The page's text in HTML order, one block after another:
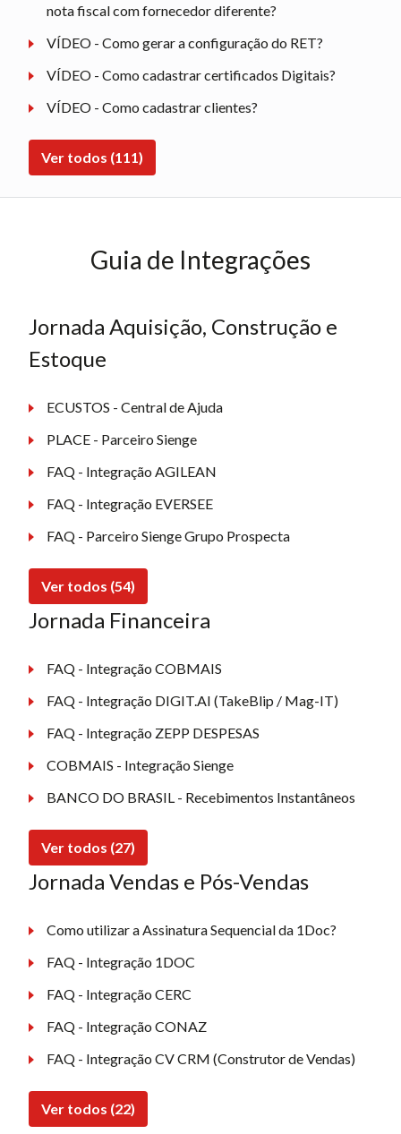
nota fiscal com fornecedor diferente?
VÍDEO - Como gerar a configuração do RET?
VÍDEO - Como cadastrar certificados Digitais?
VÍDEO - Como cadastrar clientes?
Ver todos (111)
Guia de Integrações
Jornada Aquisição, Construção e
Estoque
ECUSTOS - Central de Ajuda
PLACE - Parceiro Sienge
FAQ - Integração AGILEAN
FAQ - Integração EVERSEE
FAQ - Parceiro Sienge Grupo Prospecta
Ver todos (54)
Jornada Financeira
FAQ - Integração COBMAIS
FAQ - Integração DIGIT.AI (TakeBlip / Mag-IT)
FAQ - Integração ZEPP DESPESAS
COBMAIS - Integração Sienge
BANCO DO BRASIL - Recebimentos Instantâneos
Ver todos (27)
Jornada Vendas e Pós-Vendas
Como utilizar a Assinatura Sequencial da 1Doc?
FAQ - Integração 1DOC
FAQ - Integração CERC
FAQ - Integração CONAZ
FAQ - Integração CV CRM (Construtor de Vendas)
Ver todos (22)